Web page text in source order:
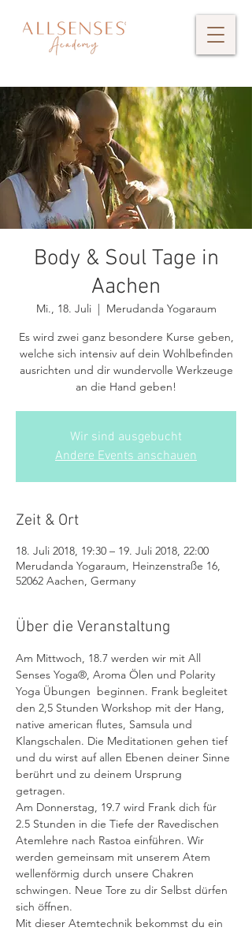
Body & Soul Tage in
Aachen
Mi., 18. Juli
  |
Merudanda Yogaraum
Es wird zwei ganz besondere Kurse geben,
welche sich intensiv auf dein Wohlbefinden
ausrichten und dir wundervolle Werkzeuge
Wir sind ausgebucht
Andere Events anschauen
Zeit & Ort
18. Juli 2018, 19:30 – 19. Juli 2018, 22:00
Merudanda Yogaraum, Heinzenstraße 16,
52062 Aachen, Germany
Über die Veranstaltung
Am Mittwoch, 18.7 werden wir mit All
Senses Yoga®, Aroma Ölen und Polarity
Yoga Übungen  beginnen. Frank begleitet
den 2,5 Stunden Workshop mit der Hang,
native american flutes, Samsula und
Klangschalen. Die Meditationen gehen tief
und du wirst auf allen Ebenen deiner Sinne
berührt und zu deinem Ursprung
getragen.
Am Donnerstag, 19.7 wird Frank dich für
2.5 Stunden in die Tiefe der Ravedischen
Atemlehre nach Rastoa einführen. Wir
werden gemeinsam mit unserem Atem
wellenförmig durch unsere Chakren
schwingen. Neue Tore zu dir Selbst dürfen
sich öffnen.
Mit dieser Atemtechnik bekommst du ein